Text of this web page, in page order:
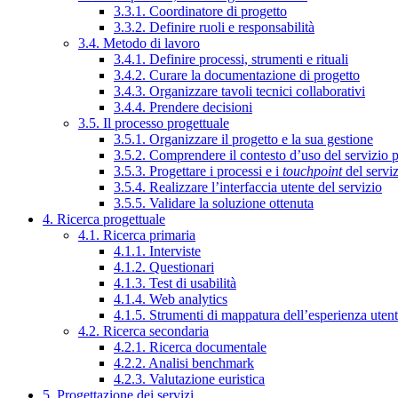
3.3.1. Coordinatore di progetto
3.3.2. Definire ruoli e responsabilità
3.4. Metodo di lavoro
3.4.1. Definire processi, strumenti e rituali
3.4.2. Curare la documentazione di progetto
3.4.3. Organizzare tavoli tecnici collaborativi
3.4.4. Prendere decisioni
3.5. Il processo progettuale
3.5.1. Organizzare il progetto e la sua gestione
3.5.2. Comprendere il contesto d’uso del servizio
3.5.3. Progettare i processi e i touchpointdel
3.5.4. Realizzare l’interfaccia utente del servizio
3.5.5. Validare la soluzione ottenuta
4. Ricerca progettuale
4.1. Ricerca primaria
4.1.1. Interviste
4.1.2. Questionari
4.1.3. Test di usabilità
4.1.4. Web analytics
4.1.5. Strumenti di mappatura dell’esperienza
4.2. Ricerca secondaria
4.2.1. Ricerca documentale
4.2.2. Analisi benchmark
4.2.3. Valutazione euristica
5. Progettazione dei servizi